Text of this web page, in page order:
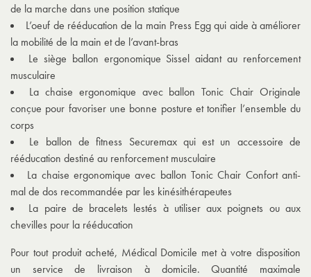
de la marche dans une position statique
L’oeuf de rééducation de la main Press Egg qui aide à améliorer
la mobilité de la main et de l’avant-bras
Le siège ballon ergonomique Sissel aidant au renforcement
musculaire
La chaise ergonomique avec ballon Tonic Chair Originale
conçue pour favoriser une bonne posture et tonifier l’ensemble du
corps
Le ballon de fitness Securemax qui est un accessoire de
rééducation destiné au renforcement musculaire
La chaise ergonomique avec ballon Tonic Chair Confort anti-
mal de dos recommandée par les kinésithérapeutes
La paire de bracelets lestés à utiliser aux poignets ou aux
chevilles pour la rééducation
Pour tout produit acheté, Médical Domicile met à votre disposition
un service de livraison à domicile. Quantité maximale